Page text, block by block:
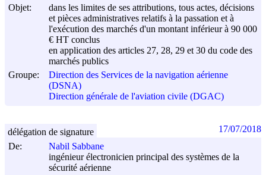
Objet:
dans les limites de ses attributions, tous actes, décisions
et pièces administratives relatifs à la passation et à
l'exécution des marchés d'un montant inférieur à 90 000
€ HT conclus
en application des articles 27, 28, 29 et 30 du code des
marchés publics
Groupe:
Direction des Services de la navigation aérienne
(DSNA)
Direction générale de l'aviation civile (DGAC)
De:
Nabil Sabbane
ingénieur électronicien principal des systèmes de la
sécurité aérienne
délégation de signature 17/07/2018